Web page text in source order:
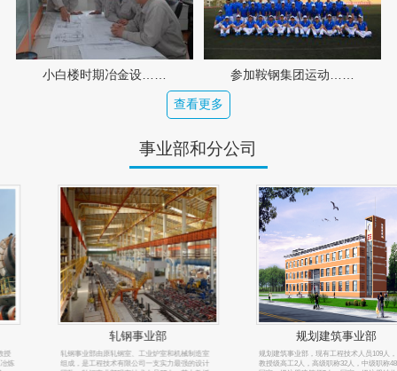
小白楼时期冶金设…… 参加鞍钢集团运动……
查看更多
事业部和分公司
轧钢事业部
轧钢事业部由原轧钢室、工业炉室和机械制造室
组成，是工程技术有限公司一支实力最强的设计
规划建筑事业部
规划建筑事业部，现有工程技术人员109人，其中
教授级高工2人，高级职称32人，中级职称48人，